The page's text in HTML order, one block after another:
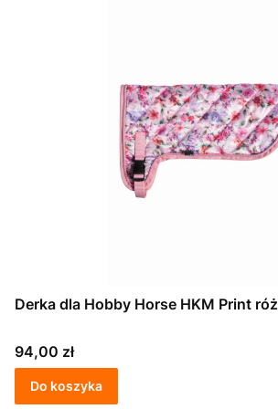
Derka dla Hobby Horse HKM Print
Cena
94,00 zł
Do koszyka